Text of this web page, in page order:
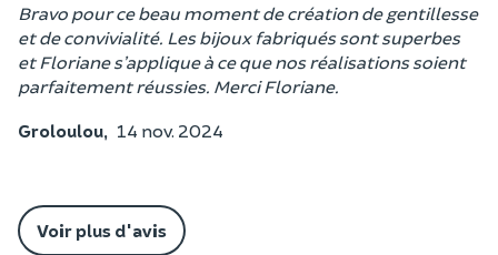
Bravo pour ce beau moment de création de gentillesse
et de convivialité. Les bijoux fabriqués sont superbes
et Floriane s’applique à ce que nos réalisations soient
parfaitement réussies. Merci Floriane.
Groloulou, 14 nov. 2024
Voir plus d'avis